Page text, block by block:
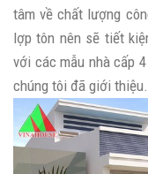
tâm về chất lượng
lợp tôn nên sẽ tiết
với các mẫu nhà cấp
chúng tôi đã giới thiệu.